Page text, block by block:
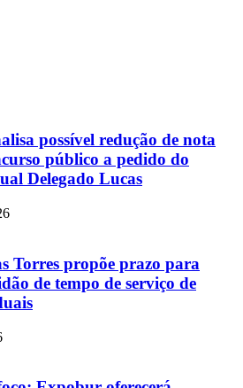
possível redução de nota
público a pedido do
Delegado Lucas
Torres propõe prazo para
de tempo de serviço de